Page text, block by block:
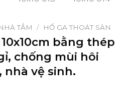
TẮM / HỐ GA THOÁT SÀN
bằng thép
chống mùi hôi
vệ sinh.